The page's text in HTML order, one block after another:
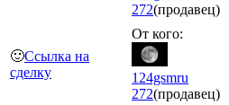
272(продавец)
🙂Ссылка на
сделку
От кого:
124gsmru
272(продавец)